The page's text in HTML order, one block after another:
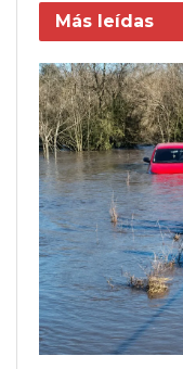
Más leídas